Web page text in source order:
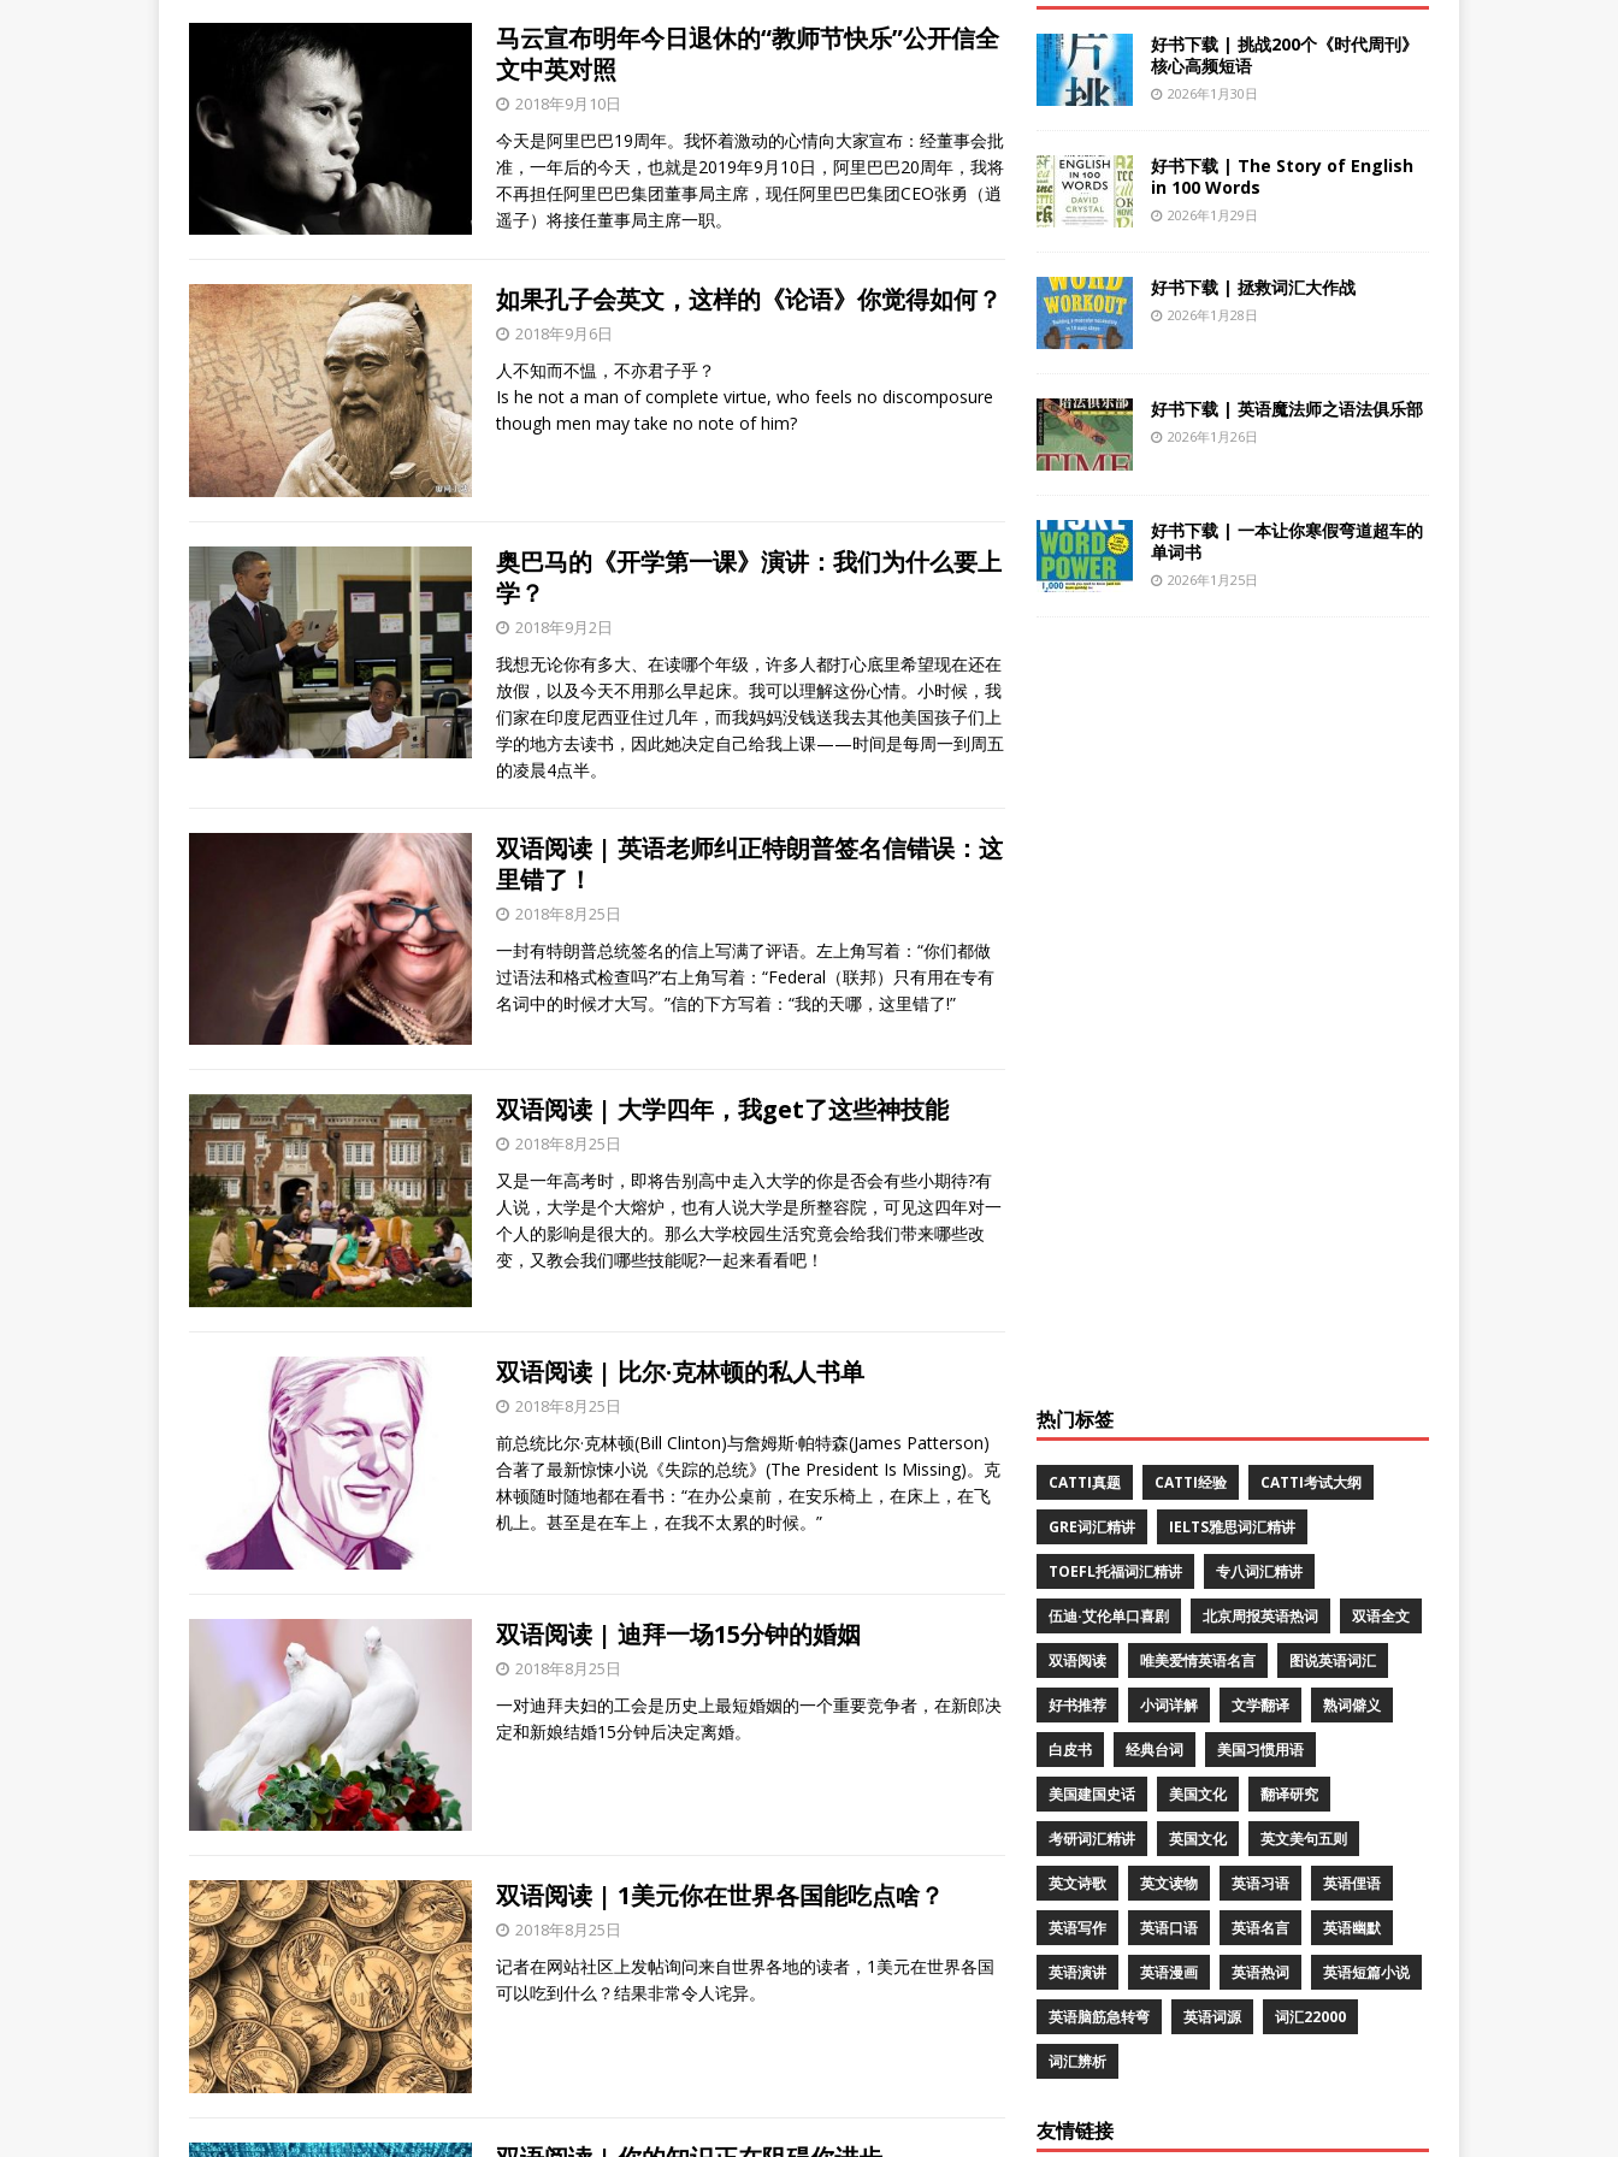
马云宣布明年今日退休的“教师节快乐”公开信全
文中英对照
2018年9月10日
今天是阿里巴巴19周年。我怀着激动的心情向大家宣布：经董事会批
准，一年后的今天，也就是2019年9月10日，阿里巴巴20周年，我将
不再担任阿里巴巴集团董事局主席，现任阿里巴巴集团CEO张勇（逍
遥子）将接任董事局主席一职。
如果孔子会英文，这样的《论语》你觉得如何？
2018年9月6日
人不知而不愠，不亦君子乎？
Is he not a man of complete virtue, who feels no discomposure
though men may take no note of him?
奥巴马的《开学第一课》演讲：我们为什么要上
学？
2018年9月2日
我想无论你有多大、在读哪个年级，许多人都打心底里希望现在还在
放假，以及今天不用那么早起床。我可以理解这份心情。小时候，我
们家在印度尼西亚住过几年，而我妈妈没钱送我去其他美国孩子们上
学的地方去读书，因此她决定自己给我上课——时间是每周一到周五
的凌晨4点半。
双语阅读 | 英语老师纠正特朗普签名信错误：这
里错了！
2018年8月25日
一封有特朗普总统签名的信上写满了评语。左上角写着：“你们都做
过语法和格式检查吗?”右上角写着：“Federal（联邦）只有用在专有
名词中的时候才大写。”信的下方写着：“我的天哪，这里错了!”
双语阅读 | 大学四年，我get了这些神技能
2018年8月25日
又是一年高考时，即将告别高中走入大学的你是否会有些小期待?有
人说，大学是个大熔炉，也有人说大学是所整容院，可见这四年对一
个人的影响是很大的。那么大学校园生活究竟会给我们带来哪些改
变，又教会我们哪些技能呢?一起来看看吧！
双语阅读 | 比尔·克林顿的私人书单
2018年8月25日
前总统比尔·克林顿(Bill Clinton)与詹姆斯·帕特森(James Patterson)
合著了最新惊悚小说《失踪的总统》(The President Is Missing)。克
林顿随时随地都在看书：“在办公桌前，在安乐椅上，在床上，在飞
机上。甚至是在车上，在我不太累的时候。”
双语阅读 | 迪拜一场15分钟的婚姻
2018年8月25日
一对迪拜夫妇的工会是历史上最短婚姻的一个重要竞争者，在新郎决
定和新娘结婚15分钟后决定离婚。
双语阅读 | 1美元你在世界各国能吃点啥？
2018年8月25日
记者在网站社区上发帖询问来自世界各地的读者，1美元在世界各国
可以吃到什么？结果非常令人诧异。
好书下载 | 挑战200个《时代周刊》
核心高频短语
2026年1月30日
好书下载 | The Story of English
in 100 Words
2026年1月29日
好书下载 | 拯救词汇大作战
2026年1月28日
好书下载 | 英语魔法师之语法俱乐部
2026年1月26日
好书下载 | 一本让你寒假弯道超车的
单词书
2026年1月25日
热门标签
CATTI真题 CATTI经验 CATTI考试大纲
GRE词汇精讲 IELTS雅思词汇精讲
TOEFL托福词汇精讲 专八词汇精讲
伍迪·艾伦单口喜剧 北京周报英语热词 双语全文
双语阅读 唯美爱情英语名言 图说英语词汇
好书推荐 小词详解 文学翻译 熟词僻义
白皮书 经典台词 美国习惯用语
美国建国史话 美国文化 翻译研究
考研词汇精讲 英国文化 英文美句五则
英文诗歌 英文读物 英语习语 英语俚语
英语写作 英语口语 英语名言 英语幽默
英语演讲 英语漫画 英语热词 英语短篇小说
英语脑筋急转弯 英语词源 词汇22000
词汇辨析
友情链接